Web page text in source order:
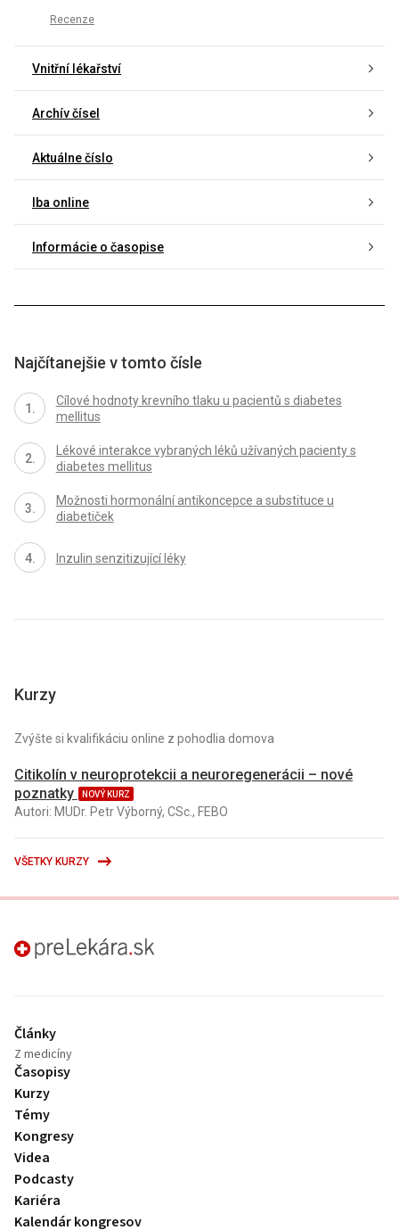
Recenze
Vnitřní lékařství
Archív čísel
Aktuálne číslo
Iba online
Informácie o časopise
Najčítanejšie v tomto čísle
Cílové hodnoty krevního tlaku u pacientů s diabetes
mellitus
Lékové interakce vybraných léků užívaných pacienty s
diabetes mellitus
Možnosti hormonální antikoncepce a substituce u
diabetiček
Inzulin senzitizující léky
Kurzy
Zvýšte si kvalifikáciu online z pohodlia domova
Citikolín v neuroprotekcii a neuroregenerácii – nové
poznatky
NOVÝ KURZ
Autori: MUDr. Petr Výborný, CSc., FEBO
VŠETKY KURZY
preLekára.sk
Články
Z medicíny
Časopisy
Kurzy
Témy
Kongresy
Videa
Podcasty
Kariéra
Kalendár kongresov